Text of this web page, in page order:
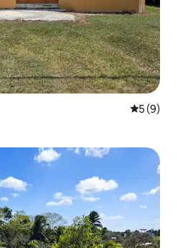
औसत रेटिंग
5 (9)